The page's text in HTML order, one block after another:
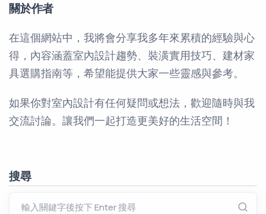
關於作者
在這個網站中，我將會分享我多年來累積的經驗與心
得，內容涵蓋室內設計趨勢、裝潢實用技巧、建材家
具選購指南等，希望能提供大家一些靈感與參考。
如果你對室內設計有任何疑問或想法，歡迎隨時與我
交流討論。讓我們一起打造更美好的生活空間！
搜尋